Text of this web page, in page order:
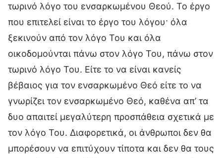
τωρινό λόγο του ενσαρκωμένου Θεού. Το έργο
που επιτελεί είναι το έργο του λόγου· όλα
ξεκινούν από τον λόγο Του και όλα
οικοδομούνται πάνω στον λόγο Του, πάνω στον
τωρινό λόγο Του. Είτε το να είναι κανείς
βέβαιος για τον ενσαρκωμένο Θεό είτε το να
γνωρίζει τον ενσαρκωμένο Θεό, καθένα απ’ τα
δυο απαιτεί μεγαλύτερη προσπάθεια σχετικά με
τον λόγο Του. Διαφορετικά, οι άνθρωποι δεν θα
μπορέσουν να επιτύχουν τίποτα και δεν θα τους